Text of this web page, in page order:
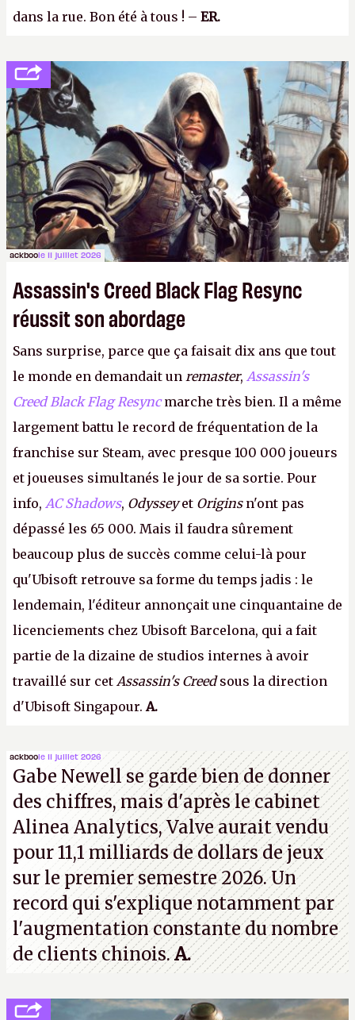
dans la rue. Bon été à tous ! – ER.
ackboole 11 juillet 2026
Assassin's Creed Black Flag Resync
réussit son abordage
Sans surprise, parce que ça faisait dix ans que tout
le monde en demandait un remaster, Assassin's
Creed Black Flag Resyncmarche très bien. Il a même
largement battu le record de fréquentation de la
franchise sur Steam, avec presque 100 000 joueurs
et joueuses simultanés le jour de sa sortie. Pour
info, AC Shadows, Odysseyet Originsn'ont pas
dépassé les 65 000. Mais il faudra sûrement
beaucoup plus de succès comme celui-là pour
qu'Ubisoft retrouve sa forme du temps jadis : le
lendemain, l'éditeur annonçait une cinquantaine de
licenciements chez Ubisoft Barcelona, qui a fait
partie de la dizaine de studios internes à avoir
travaillé sur cet Assassin's Creedsous la direction
d'Ubisoft Singapour. A.
ackboole 11 juillet 2026
Gabe Newell se garde bien de donner
des chiffres, mais d'après le cabinet
Alinea Analytics, Valve aurait vendu
pour 11,1 milliards de dollars de jeux
sur le premier semestre 2026. Un
record qui s'explique notamment par
l'augmentation constante du nombre
de clients chinois.A.